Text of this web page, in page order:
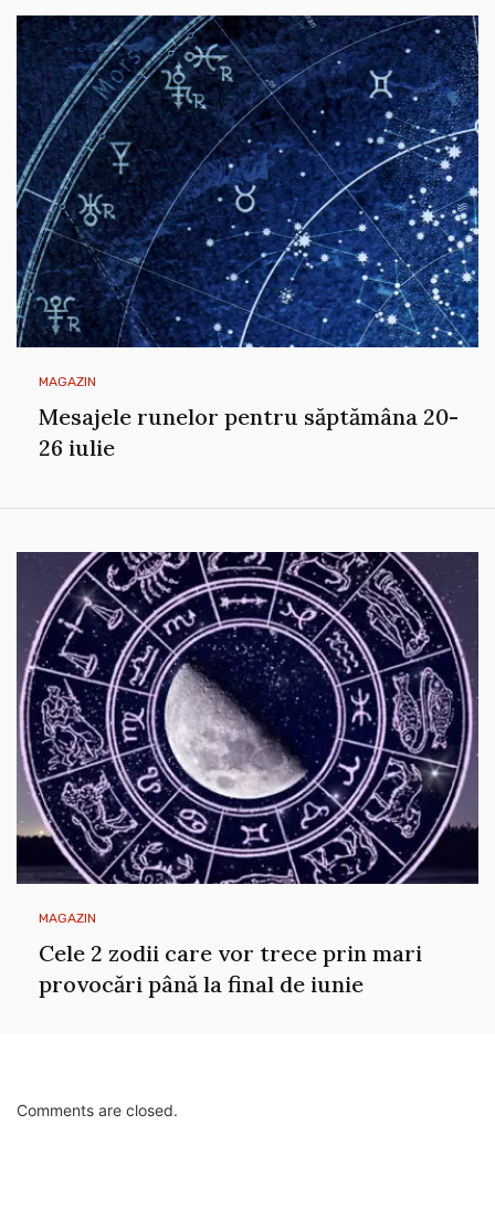
MAGAZIN
Mesajele runelor pentru săptămâna 20-
26 iulie
MAGAZIN
Cele 2 zodii care vor trece prin mari
provocări până la final de iunie
Comments are closed.